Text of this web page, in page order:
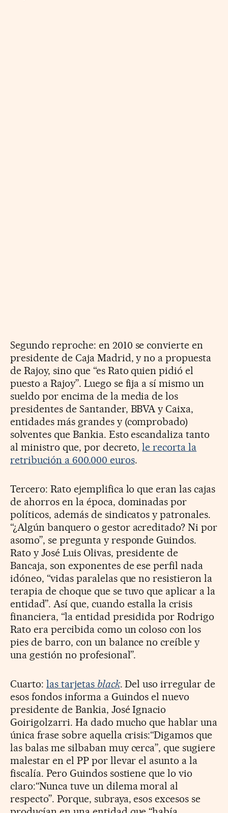
Segundo reproche: en 2010 se convierte en
presidente de Caja Madrid, y no a propuesta
de Rajoy, sino que “es Rato quien pidió el
puesto a Rajoy”. Luego se fija a sí mismo un
sueldo por encima de la media de los
presidentes de Santander, BBVA y Caixa,
entidades más grandes y (comprobado)
solventes que Bankia. Esto escandaliza tanto
al ministro que, por decreto,le recorta la
retribución a 600.000 euros.
Tercero: Rato ejemplifica lo que eran las cajas
de ahorros en la época, dominadas por
políticos, además de sindicatos y patronales.
“¿Algún banquero o gestor acreditado? Ni por
asomo”, se pregunta y responde Guindos.
Rato y José Luis Olivas, presidente de
Bancaja, son exponentes de ese perfil nada
idóneo, “vidas paralelas que no resistieron la
terapia de choque que se tuvo que aplicar a la
entidad”. Así que, cuando estalla la crisis
financiera, “la entidad presidida por Rodrigo
Rato era percibida como un coloso con los
pies de barro, con un balance no creíble y
una gestión no profesional”.
Cuarto: las tarjetas black. Del uso irregular de
esos fondos informa a Guindos el nuevo
presidente de Bankia, José Ignacio
Goirigolzarri. Ha dado mucho que hablar una
única frase sobre aquella crisis:“Digamos que
las balas me silbaban muy cerca”, que sugiere
malestar en el PP por llevar el asunto a la
fiscalía. Pero Guindos sostiene que lo vio
claro:“Nunca tuve un dilema moral al
respecto”. Porque, subraya, esos excesos se